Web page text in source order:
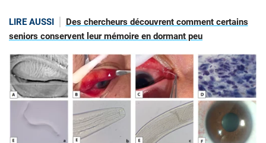
LIRE AUSSI
Des chercheurs découvrent comment certains
seniors conservent leur mémoire en dormant peu